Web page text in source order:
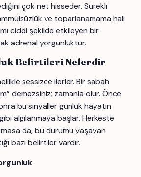
çok net hisseder. Sürekli
ve toparlanamama hali
ciddi şekilde etkileyen bir
adrenal yorgunluktur.
Belirtileri Nelerdir
sessizce ilerler. Bir sabah
demezsiniz; zamanla olur. Önce
bu sinyaller günlük hayatın
algılanmaya başlar. Herkeste
da, bu durumu yaşayan
bazı belirtiler vardır.